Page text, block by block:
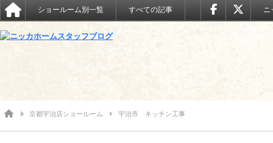
ショールーム別一覧 すべての記事 ニ
京都宇治店ショールーム 宇治市 キッチン工事